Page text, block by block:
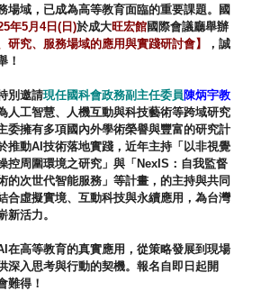
場域，已成為高等教育面臨的重要課題。
國
年5月 4日 ( 日 )於成大旺宏館國際會議廳舉辦
研究、服務場域的應用與實踐研討會】
， 誠
！
別邀請現任國科會政務副主任委員 陳炳宇教
人工智慧、 人機互動與科技藝術等跨域研究
委擁有多項國內外學術榮譽與豐富的研究計
推動AI 技術落地實踐，近年主持「 以非視覺
控周圍環境之研究」與「 NexIS ： 自我監督
的次世代智能服務」等計畫， 的主持與共同
合虛擬實境、 互動科技與永續應用，為台灣
新活力。
在高等教育的真實應用， 從策略發展到現場
深入思考與行動的契機。 報名自即日起開
難得！